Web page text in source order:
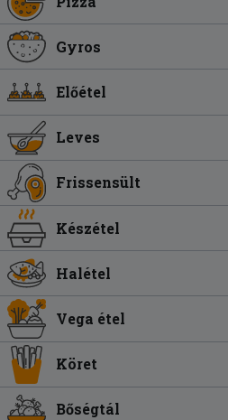
Gyros
Előétel
Leves
Frissensült
Készétel
Halétel
Vega étel
Köret
Bőségtál